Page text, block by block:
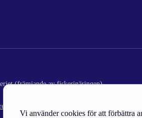
Vi använder cookies för att förbättra
(främjande av fiskerinäringen)